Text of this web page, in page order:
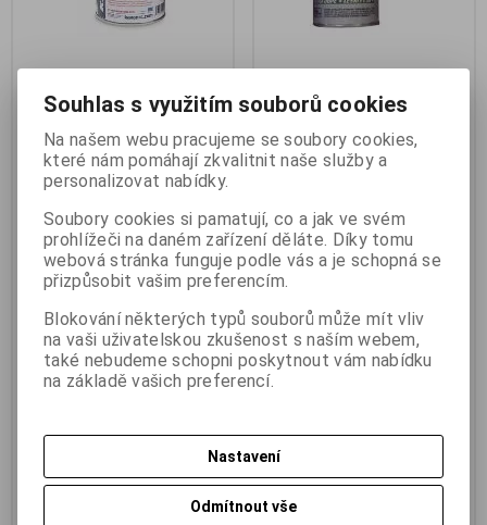
Kavan KAV9987 lepící lak
Classic 200ml
Výrobce:Kavan
Katalogové číslo:j_070101
Termín dodání (dny):
Skladem: 1 ks
Hmotnost:0,26 kg
EAN:8596450010918
Kavan KAV9987 lepící lak Classic
200ml. Čirý lepící nitrolak pro
lepení potahových papírů a
pláten. Receptura prověřená
generacemi stavitelů modelů i
skutečných letadel. Pro nanášení
štětcem nebo válečkem. Balení
plechovka 200 ml. *obal má
187 Kč(7,924 EUR)198 Kč
154,60 Kč
WMP 222 lak lesklý Nitrocoat
Výrobce: WMP
Katalogové číslo:
Termín dodání (dny): skladem
Skladem:4 ks
Hmotnost: 0,26 kg
EAN:8595213482221
200g. Lak lesklý Nitrocoat 200 g
ransparentní, lesklý
nitrocelulózový lak je určen pro
povrchovou úpravu dřeva a
dřevěných konstrukcí. Lak lze
170 Kč
173,80 Kč
(Vaše cena
bez DPH:)
Souhlas s využitím souborů cookies
Na našem webu pracujeme se soubory cookies,
které nám pomáhají zkvalitnit naše služby a
personalizovat nabídky.
Soubory cookies si pamatují, co a jak ve svém
prohlížeči na daném zařízení děláte. Díky tomu
webová stránka funguje podle vás a je schopná se
přizpůsobit vašim preferencím.
Blokování některých typů souborů může mít vliv
na vaši uživatelskou zkušenost s naším webem,
také nebudeme schopni poskytnout vám nabídku
na základě vašich preferencí.
Nastavení
Odmítnout vše